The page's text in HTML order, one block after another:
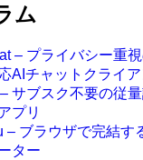
ム
– プライバシー重
AIチャットクライア
サブスク不要の従
プリ
– ブラウザで完結す
ター